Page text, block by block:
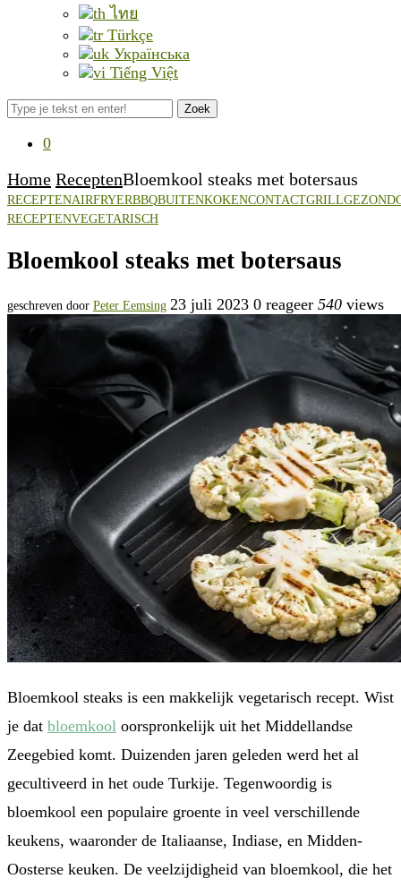
ไทย
Türkçe
Українська
Tiếng Việt
Zoek
0
Home ReceptenBloemkool steaks met botersaus
RECEPTENAIRFRYERBBQBUITENKOKENCONTACTGRILLGEZOND
RECEPTENVEGETARISCH
Bloemkool steaks met botersaus
geschreven door Peter Eemsing 23 juli 2023 0 reageer 540 views
Bloemkool steaks is een makkelijk vegetarisch recept. Wist
je dat bloemkool oorspronkelijk uit het Middellandse
Zeegebied komt. Duizenden jaren geleden werd het al
gecultiveerd in het oude Turkije. Tegenwoordig is
bloemkool een populaire groente in veel verschillende
keukens, waaronder de Italiaanse, Indiase, en Midden-
Oosterse keuken. De veelzijdigheid van bloemkool, die het